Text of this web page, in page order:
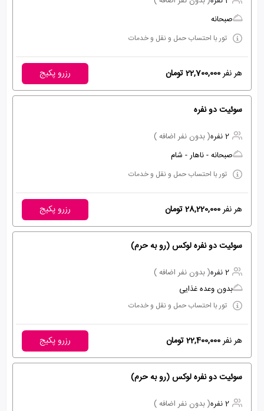
صبحانه
تور با احتساب حمل و نقل و خدمات
هر نفر22,700,000 تومان رزرو پکیج
سوئیت دو نفره
2 نفره
( بدون نفر اضافه )
صبحانه - ناهار - شام
تور با احتساب حمل و نقل و خدمات
هر نفر28,220,000 تومان رزرو پکیج
سوئیت دو نفره لوکس (رو به حرم)
2 نفره
( بدون نفر اضافه )
بدون وعده غذایی
تور با احتساب حمل و نقل و خدمات
هر نفر22,400,000 تومان رزرو پکیج
سوئیت دو نفره لوکس (رو به حرم)
2 نفره
( بدون نفر اضافه )